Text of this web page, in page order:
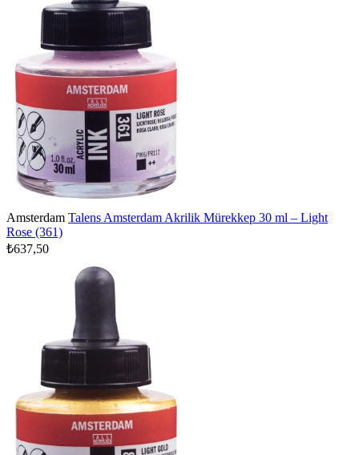
Amsterdam Talens Amsterdam Akrilik Mürekkep 30 ml – Light
Rose (361)
₺637,50